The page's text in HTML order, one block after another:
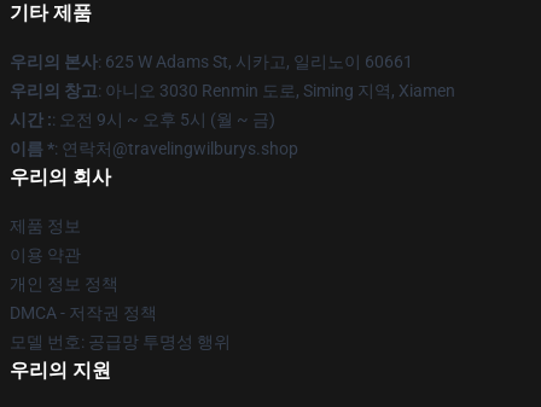
기타 제품
우리의 본사: 625 W Adams St, 시카고, 일리노이 60661
우리의 창고: 아니오 3030 Renmin 도로, Siming 지역, Xiamen
시간 :: 오전 9시 ~ 오후 5시 (월 ~ 금)
이름 *: 연락처@travelingwilburys.shop
우리의 회사
제품 정보
이용 약관
개인 정보 정책
DMCA - 저작권 정책
모델 번호: 공급망 투명성 행위
우리의 지원